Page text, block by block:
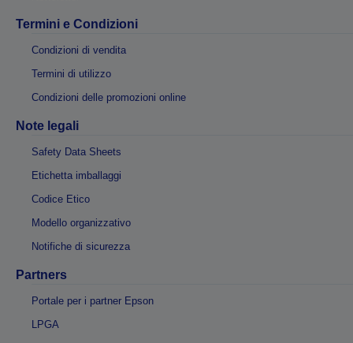
Termini e Condizioni
Condizioni di vendita
Termini di utilizzo
Condizioni delle promozioni online
Note legali
Safety Data Sheets
Etichetta imballaggi
Codice Etico
Modello organizzativo
Notifiche di sicurezza
Partners
Portale per i partner Epson
LPGA